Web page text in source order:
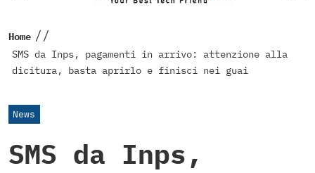
Home //
SMS da Inps, pagamenti in arrivo: attenzione alla
dicitura, basta aprirlo e finisci nei guai
News
SMS da Inps,